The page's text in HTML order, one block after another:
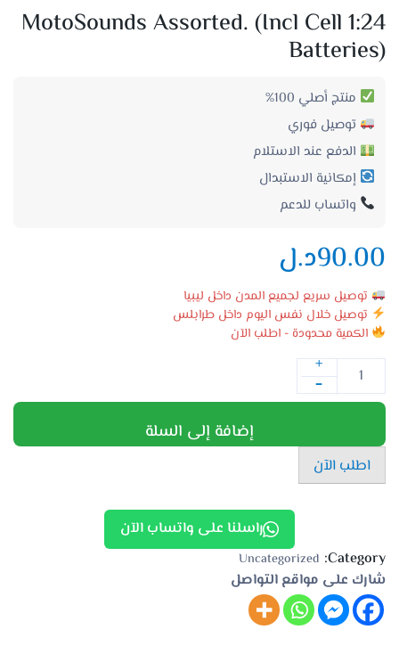
1:24 MotoSounds Assorted. (incl Cell
Batteries)
منتج أصلي 100%
توصيل فوري
الدفع عند الاستلام
إمكانية الاستبدال
واتساب للدعم
90.00د.ل
توصيل سريع لجميع المدن داخل ليبيا
توصيل خلال نفس اليوم داخل طرابلس
الكمية محدودة - اطلب الآن
-
+
إضافة إلى السلة
اطلب الآن
راسلنا على واتساب الآن
Category:
Uncategorized
شارك على مواقع التواصل